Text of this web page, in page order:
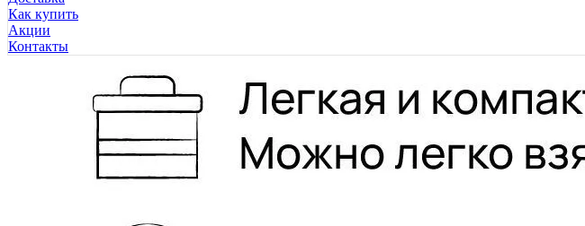
Как купить
Акции
Контакты